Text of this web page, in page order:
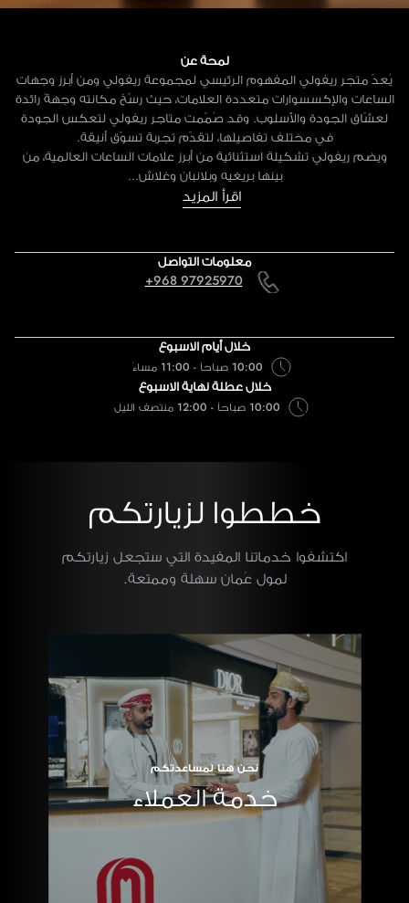
لمحة عن
يُعدّ متجر ريفولي المفهوم الرئيسي لمجموعة ريفولي ومن أبرز وجهات
الساعات والإكسسوارات متعددة العلامات، حيث رسّخ مكانته وجهةً رائدة
لعشّاق الجودة والأسلوب. وقد صُمّمت متاجر ريفولي لتعكس الجودة
في مختلف تفاصيلها، لتقدّم تجربة تسوّق أنيقة.
ويضم ريفولي تشكيلة استثنائية من أبرز علامات الساعات العالمية، من
بينها بريغيه وبلانبان وغلاش...
اقرأ المزيد
معلومات التواصل
+968 97925970
خلال أيام الاسبوع
10:00 صباحاً - 11:00 مساءً
خلال عطلة نهاية الاسبوع
10:00 صباحاً - 12:00 منتصف الليل
خططوا لزيارتكم
اكتشفوا خدماتنا المفيدة التي ستجعل زيارتكم
لمول عُمان سهلة وممتعة.
نحن هنا لمساعدتكم
خدمة العملاء